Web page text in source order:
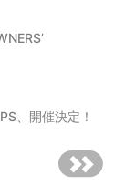
、開催決定！